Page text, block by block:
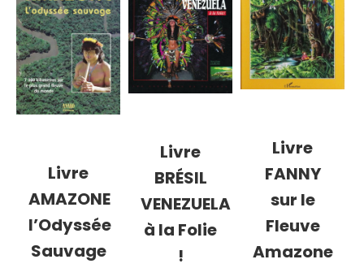
Livre
AMAZONE
l’Odyssée
Sauvage
Livre
BRÉSIL
VENEZUELA
à la Folie
!
Livre
FANNY
sur le
Fleuve
Amazone